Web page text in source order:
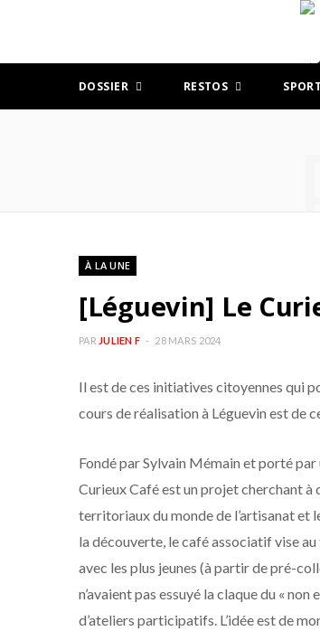
DOSSIER RESTOS SPORT
À LA UNE
[Léguevin] Le
PAR JULIEN F 28 MARS 2024
Il est de ces initiatives citoyennes qui
cours de réalisation à Léguevin est de
Fondé par Sylvain Mémain et porté
Curieux Café est un projet cherchant
territoriaux du monde de l’artisanat et
la découverte, le café associatif vise
avec les plus jeunes (à partir de pré-
n’avaient pas essuyé la claque du «
d’ateliers participatifs. L’idée est de